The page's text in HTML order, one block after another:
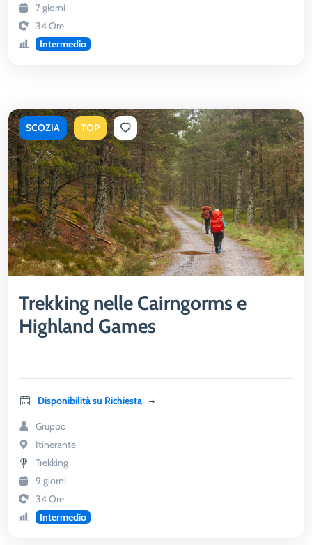
7 giorni
34 Ore
Intermedio
Trekking nelle Cairngorms e
Highland Games
Disponibilità su Richiesta
Gruppo
Itinerante
Trekking
9 giorni
34 Ore
Intermedio
SCOZIA TOP